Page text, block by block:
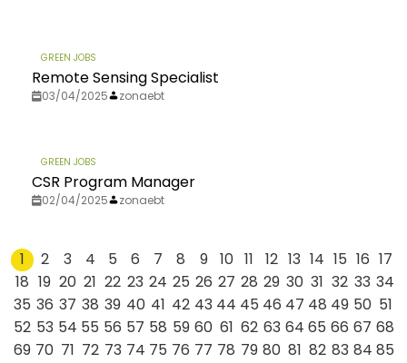
GREEN JOBS
Remote Sensing Specialist
03/04/2025 zonaebt
GREEN JOBS
CSR Program Manager
02/04/2025 zonaebt
1 2 3 4 5 6 7 8 9 10 11 12 13 14 15 16 17
18 19 20 21 22 23 24 25 26 27 28 29 30 31 32 33 34
35 36 37 38 39 40 41 42 43 44 45 46 47 48 49 50 51
52 53 54 55 56 57 58 59 60 61 62 63 64 65 66 67 68
69 70 71 72 73 74 75 76 77 78 79 80 81 82 83 84 85